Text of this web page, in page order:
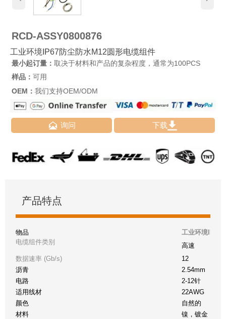
RCD-ASSY0800876
工业环境IP67防尘防水M12圆形电缆组件
最小起订量： 取决于材料和产品的复杂程度，通常为100PCS
样品： 可用
OEM： 我们支持OEM/ODM
 询问 下载
产品特点
物品
工业环境IP67
电缆组件类别
高速
数据速率 (Gb/s)
12
沥青
2.54mm
电路
2-12针
适用线材
22AWG
颜色
自然的
材料
镍，镀金